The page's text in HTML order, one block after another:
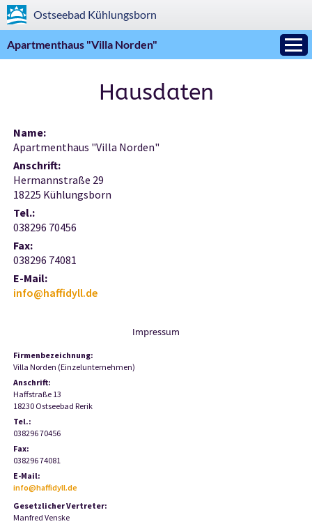
Ostseebad Kühlungsborn
Apartmenthaus "Villa Norden"
Hausdaten
Name:
Apartmenthaus "Villa Norden"
Anschrift:
Hermannstraße 29
18225 Kühlungsborn
Tel.:
038296 70456
Fax:
038296 74081
E-Mail:
info@haffidyll.de
Impressum
Firmen­bezeichnung:
Villa Norden (Einzelunternehmen)
Anschrift:
Haffstraße 13
18230 Ostseebad Rerik
Tel.:
038296 70456
Fax:
038296 74081
E-Mail:
info@haffidyll.de
Gesetzlicher Vertreter:
Manfred Venske